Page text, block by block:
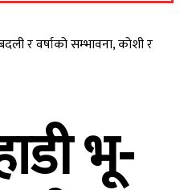
र वर्षाको सम्भावना, कोशी र
भू-